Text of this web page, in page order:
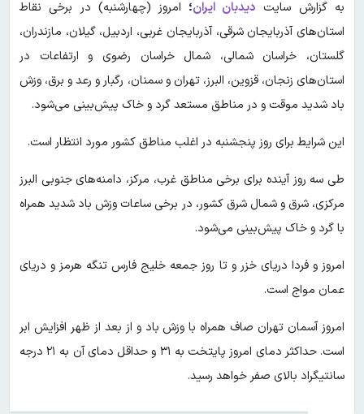
به گزارش سایت دیدبان ایران؛ امروز (چهارشنبه) در برخی نقاط
استان‌های آذربایجان شرقی، آذربایجان غربی، اردبیل، گیلان، مازندران،
گلستان، خراسان شمالی، شمال خراسان رضوی و ارتفاعات در
استان‌های زنجان، قزوین، البرز، تهران و سمنان، رگبار و رعد و برق، وزش
باد شدید موقت و در مناطق مستعد گرد و خاک پیش‌بینی می‌شود.
این شرایط برای روز پنجشنبه در اغلب مناطق کشور مورد انتظار است.
طی سه روز آینده برای برخی مناطق غرب، مرکز، دامنه‌های جنوبی البرز
مرکزی، شرق و شمال شرق کشور، در برخی ساعات وزش باد شدید همراه
با گرد و خاک پیش‌بینی می‌شود.
امروز و فردا دریای خزر و تا روز جمعه خلیج فارس تنگه هرمز و دریای
عمان مواج است.
امروز آسمان تهران صاف همراه با وزش باد و از بعد از ظهر افزایش ابر
است. حداکثر دمای امروز پایتخت به ۳۱ و حداقل دمای آن به ۲۱ درجه
سانتیگراد بالای صفر خواهد رسید.